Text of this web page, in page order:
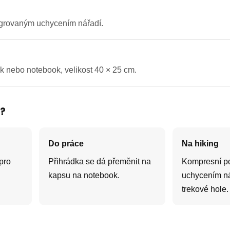
uchycením nářadí.
nebo notebook, velikost 40 × 25 cm.
Do práce
Přihrádka se dá přeměnit na
kapsu na notebook.
Na hiking
Kompresní
uchycením
trekové hole.